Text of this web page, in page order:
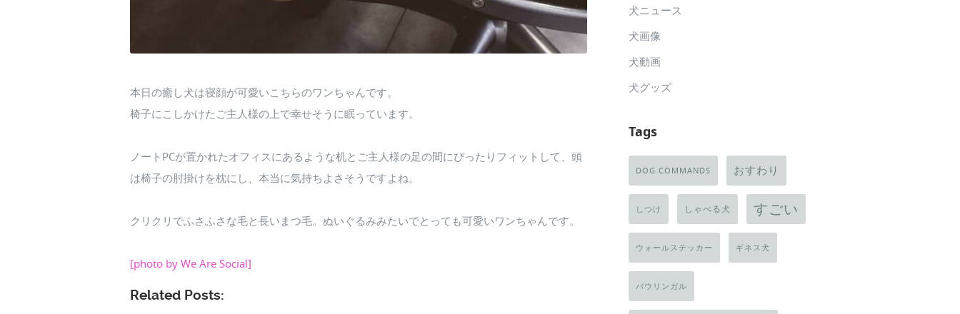
本日の癒し犬は寝顔が可愛いこちらのワンちゃんです。
椅子にこしかけたご主人様の上で幸せそうに眠っています。
ノートPCが置かれたオフィスにあるような机とご主人様の足の間にぴったりフィットして、頭
は椅子の肘掛けを枕にし、本当に気持ちよさそうですよね。
クリクリでふさふさな毛と長いまつ毛。ぬいぐるみみたいでとっても可愛いワンちゃんです。
[photo by We Are Social]
Related Posts:
犬ニュース
犬画像
犬動画
犬グッズ
Tags
DOG COMMANDS おすわり
しつけ しゃべる犬 すごい
ウォールステッカー ギネス犬
バウリンガル